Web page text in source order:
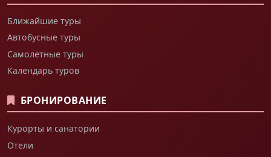
Ближайшие туры
Автобусные туры
Самолётные туры
Календарь туров
БРОНИРОВАНИЕ
Курорты и санатории
Отели